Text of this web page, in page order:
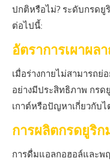
ปกติหรือไม่? ระดับกรดยู
ต่อไปนี้:
อัตราการเผาผล
เมื่อร่างกายไม่สามารถ
อย่างมีประสิทธิภาพ กรด
เกาต์หรือปัญหาเกี่ยวกับ
การผลิตกรดยูริก
การดื่มแอลกอฮอล์และพ